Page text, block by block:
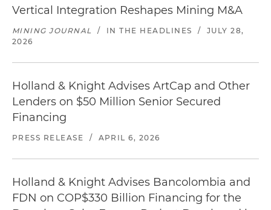
Vertical Integration Reshapes Mining M&A
MINING JOURNAL / IN THE HEADLINES /
JULY 28,
2026
Holland & Knight Advises ArtCap and Other
Lenders on $50 Million Senior Secured
Financing
PRESS RELEASE / APRIL 6, 2026
Holland & Knight Advises Bancolombia and
FDN on COP$330 Billion Financing for the